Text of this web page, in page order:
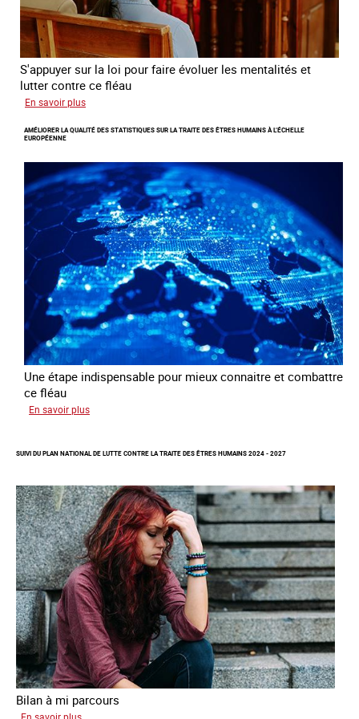
S'appuyer sur la loi pour faire évoluer les mentalités et
lutter contre ce fléau
En savoir plus
les
de
la
traite
à
des
fins
d’exploitation
sexuelle
AMÉLIORER LA QUALITÉ DES STATISTIQUES SUR LA TRAITE DES ÊTRES HUMAINS À L’ÉCHELLE
EUROPÉENNE
Une étape indispensable pour mieux connaitre et combattre
ce fléau
En savoir plus
qualité
statistiques
sur
la
traite
des
êtres
humains
à
l’échelle
européenne
SUIVI DU PLAN NATIONAL DE LUTTE CONTRE LA TRAITE DES ÊTRES HUMAINS 2024 - 2027
Bilan à mi parcours
En savoir plus